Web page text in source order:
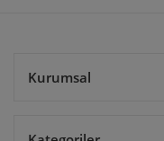
Kurumsal